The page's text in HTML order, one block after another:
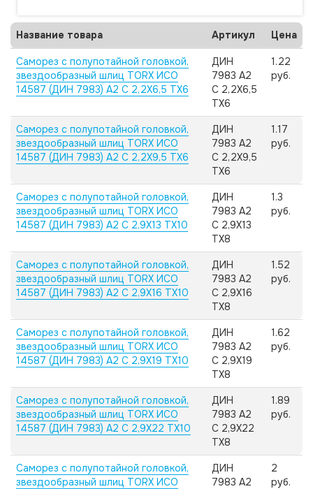
Название товара Артикул Цена
Саморез с полупотайной головкой,
звездообразный шлиц TORX ИСО
14587 (ДИН 7983) А2 C 2,2X6,5 TX6
ДИН
7983 А2
C 2,2X6,5
TX6
1.22
руб.
Саморез с полупотайной головкой,
звездообразный шлиц TORX ИСО
14587 (ДИН 7983) А2 C 2,2X9,5 TX6
ДИН
7983 А2
C 2,2X9,5
TX6
1.17
руб.
Саморез с полупотайной головкой,
звездообразный шлиц TORX ИСО
14587 (ДИН 7983) А2 C 2,9X13 TX10
ДИН
7983 А2
C 2,9X13
TX8
1.3
руб.
Саморез с полупотайной головкой,
звездообразный шлиц TORX ИСО
14587 (ДИН 7983) А2 C 2,9X16 TX10
ДИН
7983 А2
C 2,9X16
TX8
1.52
руб.
Саморез с полупотайной головкой,
звездообразный шлиц TORX ИСО
14587 (ДИН 7983) А2 C 2,9X19 TX10
ДИН
7983 А2
C 2,9X19
TX8
1.62
руб.
Саморез с полупотайной головкой,
звездообразный шлиц TORX ИСО
14587 (ДИН 7983) А2 C 2,9X22 TX10
ДИН
7983 А2
C 2,9X22
TX8
1.89
руб.
Саморез с полупотайной головкой,
звездообразный шлиц TORX ИСО
ДИН
7983 А2
2
руб.